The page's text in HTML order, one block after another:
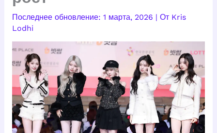
1 марта, 2026 | От Kris
Lodhi